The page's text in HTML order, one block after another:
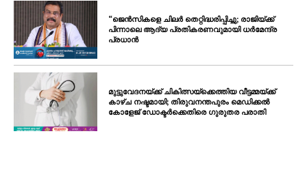
“ജെൻസികളെ ചിലർ തെറ്റിദ്ധരിപ്പിച്ചു; രാജിയ്ക്ക്
പിന്നാലെ ആദ്യ പ്രതികരണവുമായി ധർമേന്ദ്ര
പ്രധാൻ
മുട്ടുവേദനയ്ക്ക് ചികിത്സയ്‌ക്കെത്തിയ വീട്ടമ്മയ്ക്ക്
കാഴ്ച നഷ്ടമായി; തിരുവനന്തപുരം മെഡിക്കൽ
കോളേജ് ഡോക്ടർക്കെതിരെ ഗുരുതര പരാതി